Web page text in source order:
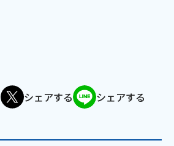
料金案内
シェアする シェアする